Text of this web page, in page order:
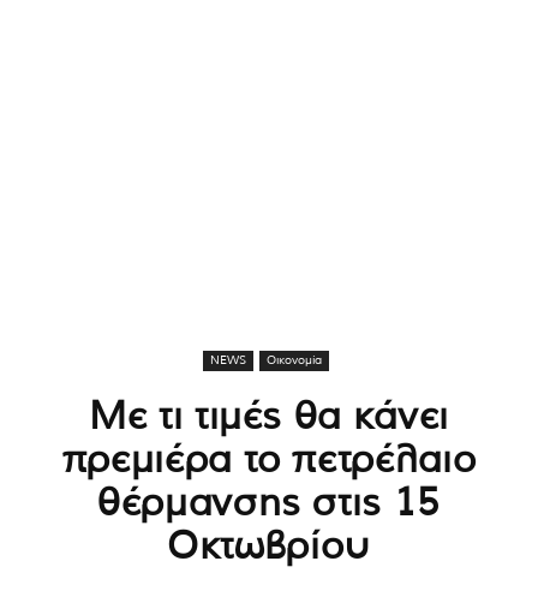
NEWS Οικονομία
Με τι τιμές θα κάνει
πρεμιέρα το πετρέλαιο
θέρμανσης στις 15
Οκτωβρίου